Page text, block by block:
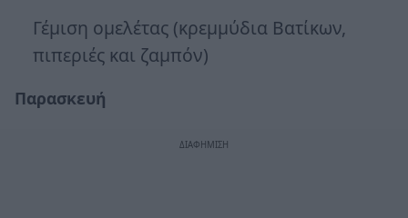
Γέμιση ομελέτας (κρεμμύδια Βατίκων,
πιπεριές και ζαμπόν)
Παρασκευή